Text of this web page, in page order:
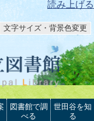
読み上げる
文字サイズ・背景色変更
図書館で調
べる
世田谷を知
る